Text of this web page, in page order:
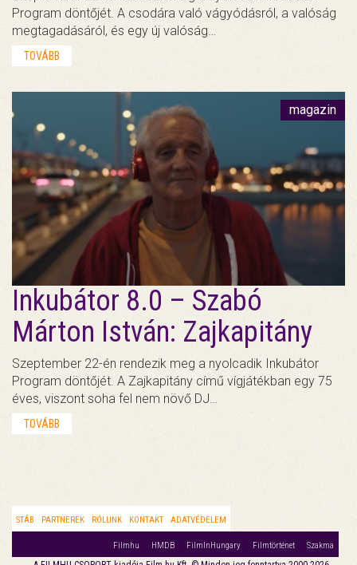
Program döntőjét. A csodára való vágyódásról, a valóság
megtagadásáról, és egy új valóság…
TOVÁBB
magazin
Inkubátor 8.0 – Szabó
Márton István: Zajkapitány
Szeptember 22-én rendezik meg a nyolcadik Inkubátor
Program döntőjét. A Zajkapitány című vígjátékban egy 75
éves, viszont soha fel nem növő DJ…
TOVÁBB
STÁB PARTNEREK RÓLUNK KONTAKT ADATVÉDELEM
Filmhu HMDB FilmInHungary Filmtörténet Szakma